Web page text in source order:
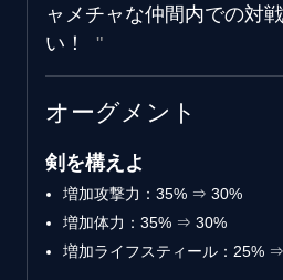
ャメチャな仲間内での対
い！
オーグメント
剣を構えよ
増加攻撃力：35% ⇒ 30%
増加体力：35% ⇒ 30%
増加ライフスティール：25%